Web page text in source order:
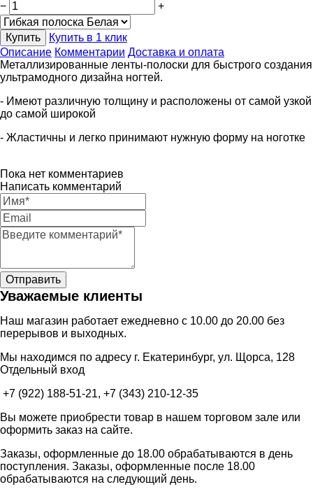
− +
Купить
Купить в 1 клик
Описание Комментарии Доставка и оплата
Металлизированные ленты-полоски для быстрого создания
ультрамодного дизайна ногтей.
- Имеют различную толщину и расположены от самой узкой
до самой широкой
- Жластичны и легко принимают нужную форму на ноготке
Пока нет комментариев
Написать комментарий
Уважаемые клиенты
Наш магазин работает ежедневно с 10.00 до 20.00 без
перерывов и выходных.
Мы находимся по адресу г. Екатеринбург, ул. Щорса, 128
Отдельный вход
+7 (922) 188-51-21, +7 (343) 210-12-35
Вы можете приобрести товар в нашем торговом зале или
оформить заказ на сайте.
Заказы, оформленные до 18.00 обрабатываются в день
поступления. Заказы, оформленные после 18.00
обрабатываются на следующий день.